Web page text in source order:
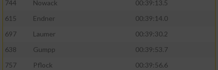
744 Nowack
00:39:13.5
615
Endner
00:39:14.0
697
Laumer
00:39:30.2
638
Gumpp
00:39:53.7
757
Pflock
00:39:56.6